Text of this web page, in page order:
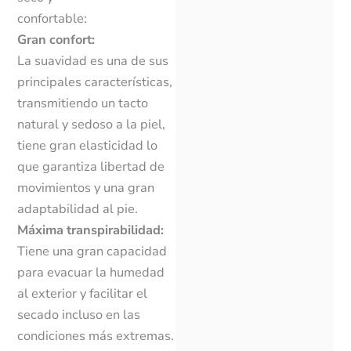
confortable:
Gran confort:
La suavidad es una de sus
principales características,
transmitiendo un tacto
natural y sedoso a la piel,
tiene gran elasticidad lo
que garantiza libertad de
movimientos y una gran
adaptabilidad al pie.
Máxima transpirabilidad:
Tiene una gran capacidad
para evacuar la humedad
al exterior y facilitar el
secado incluso en las
condiciones más extremas.